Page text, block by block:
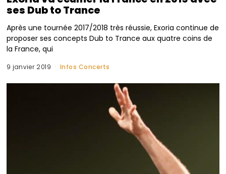
ses Dub to Trance
Après une tournée 2017/2018 très réussie, Exoria continue de
proposer ses concepts Dub to Trance aux quatre coins de
la France, qui
9 janvier 2019 Infos Concerts